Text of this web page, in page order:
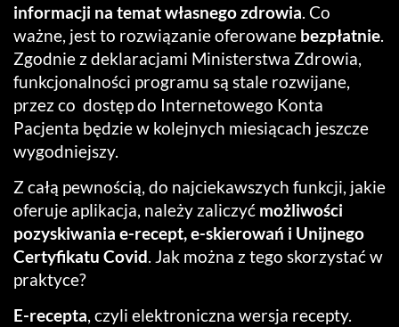
informacji na temat własnego zdrowia . Co
ważne, jest to rozwiązanie oferowane bezpłatnie
Zgodnie z deklaracjami Ministerstwa Zdrowia,
funkcjonalności programu są stale rozwijane,
przez co dostęp do Internetowego Konta
Pacjenta będzie w kolejnych miesiącach jeszcze
wygodniejszy.
Z całą pewnością, do najciekawszych funkcji, jakie
oferuje aplikacja, należy zaliczyć możliwości
pozyskiwania e-recept, e-skierowań i Unijnego
Certyfikatu Covid. Jak można z tego skorzystać w
praktyce?
E-recepta, czyli elektroniczna wersja recepty.